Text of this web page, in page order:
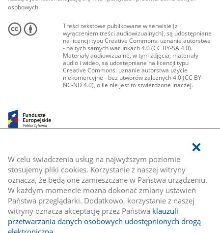
W celu świadczenia usług na najwyższym poziomie
stosujemy pliki cookies. Korzystanie z naszej witryny
oznacza, że będą one zamieszczane w Państwa urządzeniu.
W każdym momencie można dokonać zmiany ustawień
Państwa przeglądarki. Dodatkowo, korzystanie z naszej
witryny oznacza akceptację przez Państwa klauzuli
przetwarzania danych osobowych udostępnionych drogą
osobowych.
Treści tekstowe publikowane w serwisie (z
wyłączeniem treści audiowizualnych), są udostępniane
na licencji typu Creative Commons: uznanie autorstwa
- na tych samych warunkach 4.0 (CC BY-SA 4.0).
Materiały audiowizualne, w tym zdjęcia, materiały
audio i wideo, są udostępniane na licencji typu
Creative Commons: uznanie autorstwa użycie
niekomercyjne - bez utworów zależnych 4.0 (CC BY-
NC-ND 4.0), o ile nie jest to stwierdzone inaczej.